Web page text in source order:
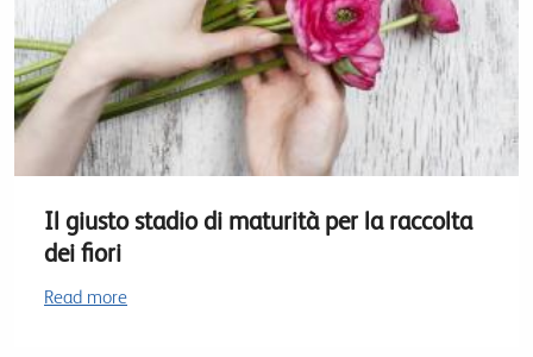
Il giusto stadio di maturità per la raccolta
dei fiori
Read more